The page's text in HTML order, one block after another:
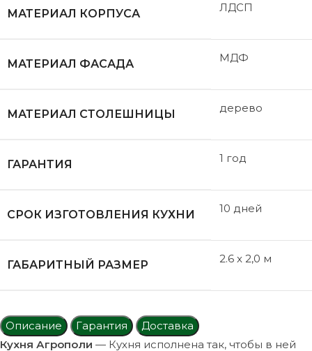
МАТЕРИАЛ КОРПУСА ЛДСП
МАТЕРИАЛ ФАСАДА МДФ
МАТЕРИАЛ СТОЛЕШНИЦЫ дерево
ГАРАНТИЯ 1 год
СРОК ИЗГОТОВЛЕНИЯ КУХНИ 10 дней
ГАБАРИТНЫЙ РАЗМЕР 2.6 x 2,0 м
Описание Гарантия
Доставка
Кухня Агрополи — Кухня исполнена так, чтобы в ней